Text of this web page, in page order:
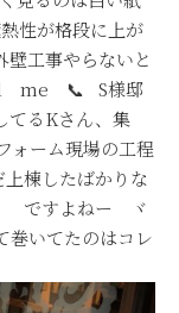
性が格段に上が
工事やらないと
me 📞 S様邸
てるKさん、集
ォーム現場の工程
棟したばかりな
ですよねー ヾ
いてたのはコレ